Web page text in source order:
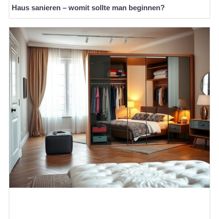
Haus sanieren – womit sollte man beginnen?